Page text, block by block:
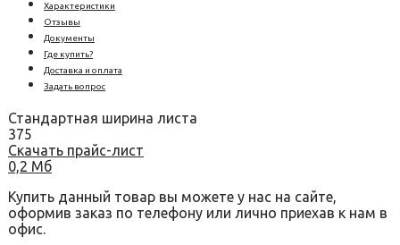
Характеристики
Отзывы
Документы
Где купить?
Доставка и оплата
Задать вопрос
Стандартная ширина листа
375
Скачать прайс-лист
0,2 Мб
Купить данный товар вы можете у нас на сайте,
оформив заказ по телефону или лично приехав к нам в
офис.